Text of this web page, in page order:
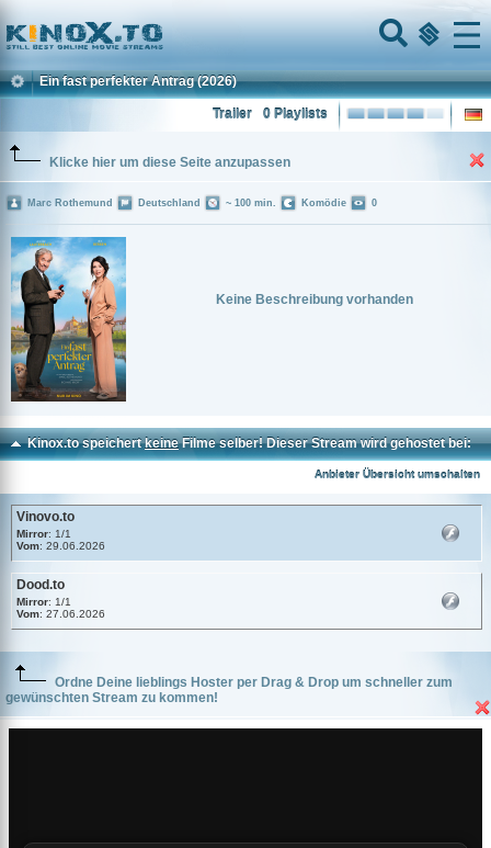
Home
Menu
Ein fast perfekter Antrag (2026)
0 Playlists
Trailer
Klicke hier um diese Seite anzupassen
Keine Beschreibung vorhanden
Marc Rothemund Deutschland ~ 100 min. Komödie 0
Kinox.to speichertkeineFilme selber! Dieser Stream wird gehostet bei:
Anbieter Übersicht umschalten
Vinovo.to
Mirror: 1/1
Vom: 29.06.2026
Dood.to
Mirror: 1/1
Vom: 27.06.2026
Ordne Deine lieblings Hoster per Drag & Drop um schneller zum
gewünschten Stream zu kommen!